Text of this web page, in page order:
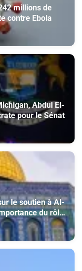
millions de
contre Ebola
Abdul El-
pour le Sénat
le soutien à Al-
du rôle
Roi